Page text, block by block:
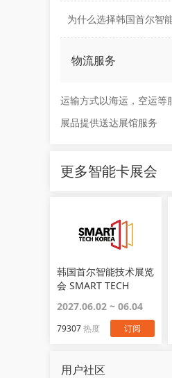
为什么选择韩国首尔智
物流服务
运输方式以海运，空运等
展品提供送达展馆服务
更多智能卡展会
韩国首尔智能技术展览
会 SMART TECH
2027.06.02 ~ 06.04
79307热度 订阅
用户社区